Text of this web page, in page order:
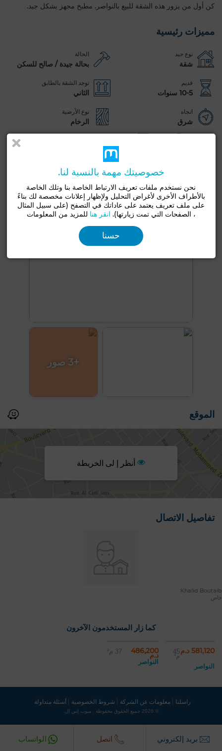
كن أول من يزور هذه الشقة للبيع بالنواصر. مطبخ مجهز بشكل جيد.
مميزات رئيسية
نوع جيد
شقة
الحالة
بحالة جيدة / صالح للسكن
قديم
10-5 سنوات
توجد الشقة بالطابق
الثاني
اتجاه
شرق
نوع الأرضية
الرخام
شاهد المزيد من الصور
+3 صور
الموقع
أنظر إ لى الخريطة
تفاصيل الاتصال
Khalid Boutaib
خاص
كما زار المستخدمون الآخرون
581,120 د.م 45
م²
النواصر
486,200
د.م 37 م²
النواصر
بريد إلكتروني‎ اتصل الواتساب
راسلنا معلومات عن الشركة شروط الخصوصية أسئلة متداولة
© 2026 جميع الحقوق محفوظة . مبوب إس إل.
خصوصيتك مهمة بالنسبة لنا.
نحن نستخدم ملفات تعريف الارتباط الخاصة بنا وتلك الخاصة
بالأطراف الأخرى لأغراض التحليل ولإظهار إعلانات مخصصة لك بناءً
على ملف تعريف يعتمد على عاداتك في التصفح (على سبيل المثال
، الصفحات التي تمت زيارتها). انقر هنا للمزيد من المعلومات
حسنا